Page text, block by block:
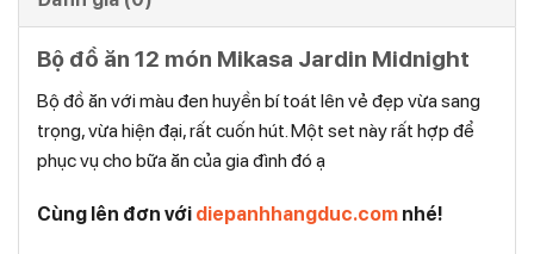
Bộ đồ ăn 12 món Mikasa Jardin Midnight
Bộ đồ ăn với màu đen huyền bí toát lên vẻ đẹp vừa sang
trọng, vừa hiện đại, rất cuốn hút. Một set này rất hợp để
phục vụ cho bữa ăn của gia đình đó ạ
Cùng lên đơn với diepanhhangduc.com nhé!